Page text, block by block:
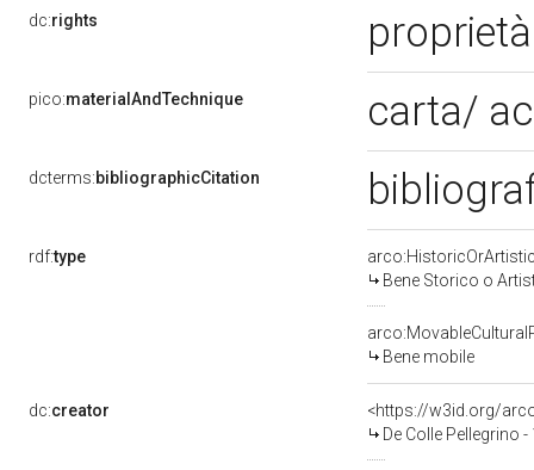
dc:rights
pico:materialAndTechnique carta/
dcterms:bibliographicCitation
rdf:type
Bene Storico o
Bene mobile
dc:creator
<https://w3id.org/
De Colle Pellegrino